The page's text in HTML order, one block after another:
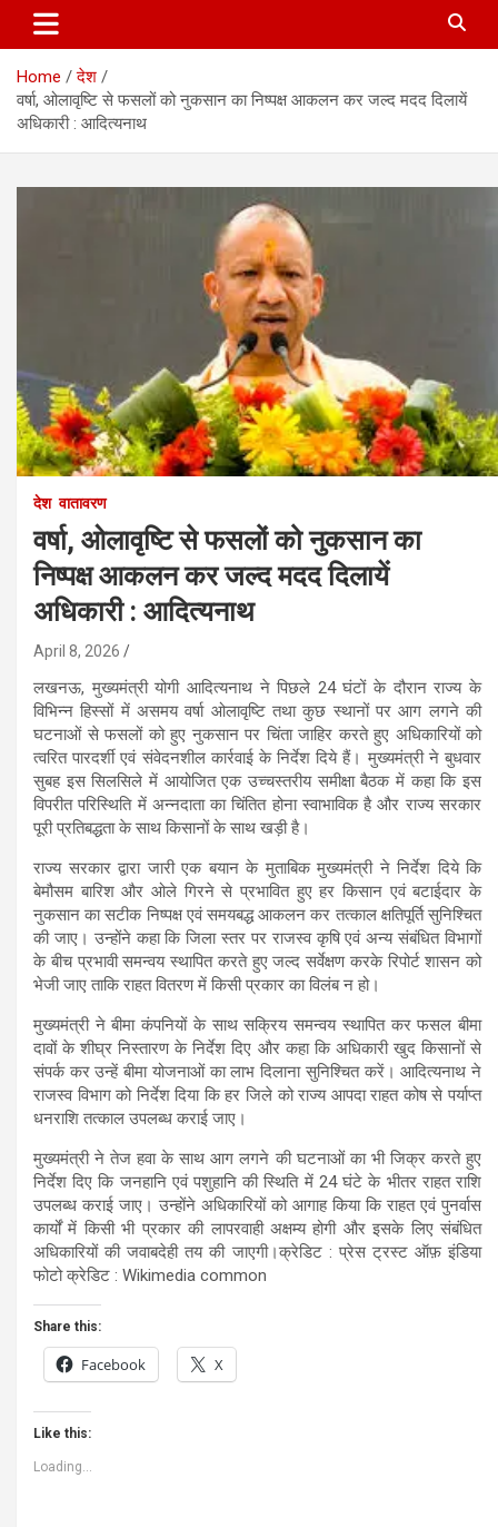
Home
देश
वर्षा, ओलावृष्टि से फसलों को नुकसान का निष्पक्ष आकलन कर जल्द मदद दिलायें
अधिकारी : आदित्यनाथ
देश वातावरण
वर्षा, ओलावृष्टि से फसलों को नुकसान का
निष्पक्ष आकलन कर जल्द मदद दिलायें
अधिकारी : आदित्यनाथ
April 8, 2026
लखनऊ, मुख्यमंत्री योगी आदित्यनाथ ने पिछले 24 घंटों के दौरान राज्य के
विभिन्न हिस्सों में असमय वर्षा ओलावृष्टि तथा कुछ स्थानों पर आग लगने की
घटनाओं से फसलों को हुए नुकसान पर चिंता जाहिर करते हुए अधिकारियों को
त्वरित पारदर्शी एवं संवेदनशील कार्रवाई के निर्देश दिये हैं। मुख्यमंत्री ने बुधवार
सुबह इस सिलसिले में आयोजित एक उच्चस्तरीय समीक्षा बैठक में कहा कि इस
विपरीत परिस्थिति में अन्नदाता का चिंतित होना स्वाभाविक है और राज्य सरकार
पूरी प्रतिबद्धता के साथ किसानों के साथ खड़ी है।
राज्य सरकार द्वारा जारी एक बयान के मुताबिक मुख्यमंत्री ने निर्देश दिये कि
बेमौसम बारिश और ओले गिरने से प्रभावित हुए हर किसान एवं बटाईदार के
नुकसान का सटीक निष्पक्ष एवं समयबद्ध आकलन कर तत्काल क्षतिपूर्ति सुनिश्चित
की जाए। उन्होंने कहा कि जिला स्तर पर राजस्व कृषि एवं अन्य संबंधित विभागों
के बीच प्रभावी समन्वय स्थापित करते हुए जल्द सर्वेक्षण करके रिपोर्ट शासन को
भेजी जाए ताकि राहत वितरण में किसी प्रकार का विलंब न हो।
मुख्यमंत्री ने बीमा कंपनियों के साथ सक्रिय समन्वय स्थापित कर फसल बीमा
दावों के शीघ्र निस्तारण के निर्देश दिए और कहा कि अधिकारी खुद किसानों से
संपर्क कर उन्हें बीमा योजनाओं का लाभ दिलाना सुनिश्चित करें। आदित्यनाथ ने
राजस्व विभाग को निर्देश दिया कि हर जिले को राज्य आपदा राहत कोष से पर्याप्त
धनराशि तत्काल उपलब्ध कराई जाए।
मुख्यमंत्री ने तेज हवा के साथ आग लगने की घटनाओं का भी जिक्र करते हुए
निर्देश दिए कि जनहानि एवं पशुहानि की स्थिति में 24 घंटे के भीतर राहत राशि
उपलब्ध कराई जाए। उन्होंने अधिकारियों को आगाह किया कि राहत एवं पुनर्वास
कार्यों में किसी भी प्रकार की लापरवाही अक्षम्य होगी और इसके लिए संबंधित
अधिकारियों की जवाबदेही तय की जाएगी।क्रेडिट : प्रेस ट्रस्ट ऑफ़ इंडिया
फोटो क्रेडिट : Wikimedia common
Share this:
Facebook X
Like this:
Loading...